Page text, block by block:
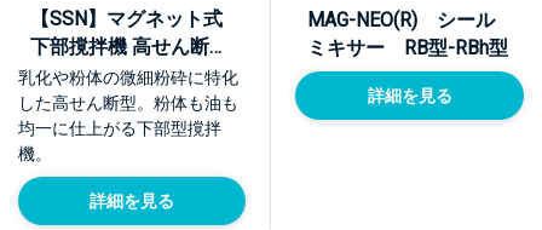
【SSN】マグネット式
下部撹拌機 高せん断・
乳化、均質化モデル
乳化や粉体の微細粉砕に特化
した高せん断型。粉体も油も
均一に仕上がる下部型撹拌
機。
詳細を見る
MAG-NEO(R) シール
ミキサー RB型-RBh型
詳細を見る